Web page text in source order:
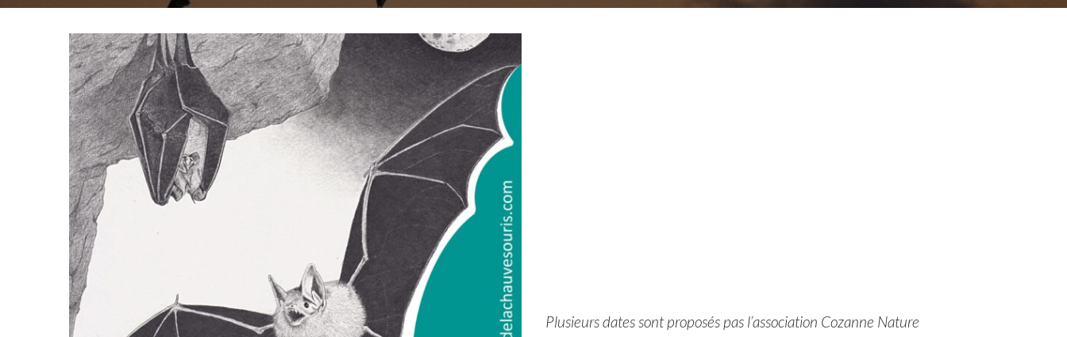
Plusieurs dates sont proposés pas l’association Cozanne Nature